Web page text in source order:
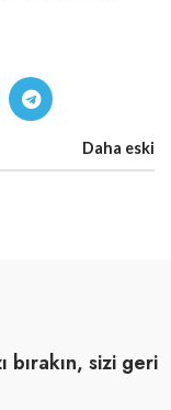
Daha eski
bırakın, sizi geri